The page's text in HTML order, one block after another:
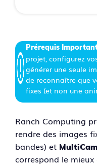
Prérequis
projet, configurez
générer une seule
de reconnaître que
fixes (et non une
Ranch Computing
rendre des images
bandes) et MultiCam
correspond le mieux